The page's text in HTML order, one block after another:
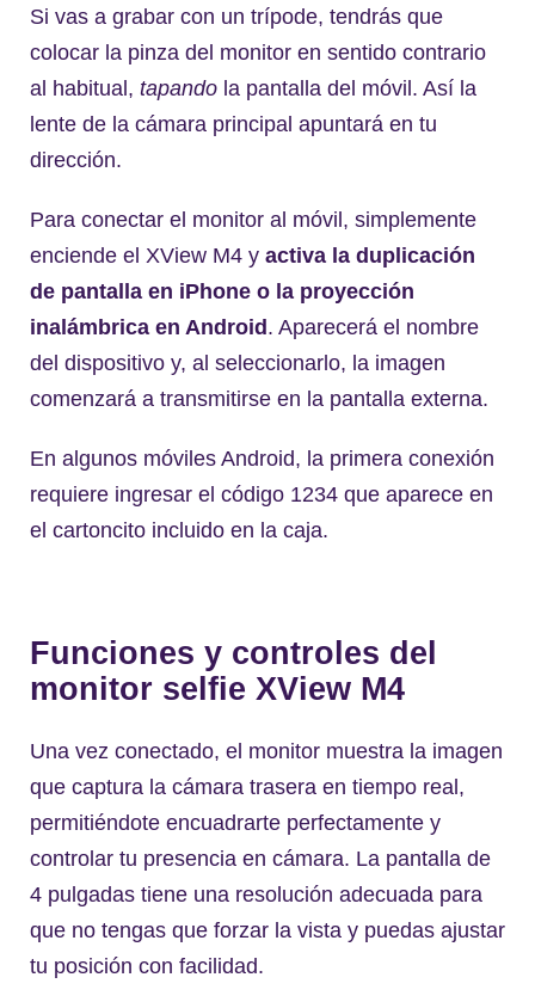
Si vas a grabar con un trípode, tendrás que
colocar la pinza del monitor en sentido contrario
al habitual, tapando la pantalla del móvil. Así la
lente de la cámara principal apuntará en tu
dirección.
Para conectar el monitor al móvil, simplemente
enciende el XView M4 y activa la duplicación
de pantalla en iPhone o la proyección
inalámbrica en Android. Aparecerá el nombre
del dispositivo y, al seleccionarlo, la imagen
comenzará a transmitirse en la pantalla externa.
En algunos móviles Android, la primera conexión
requiere ingresar el código 1234 que aparece en
el cartoncito incluido en la caja.
Funciones y controles del
monitor selfie XView M4
Una vez conectado, el monitor muestra la imagen
que captura la cámara trasera en tiempo real,
permitiéndote encuadrarte perfectamente y
controlar tu presencia en cámara. La pantalla de
4 pulgadas tiene una resolución adecuada para
que no tengas que forzar la vista y puedas ajustar
tu posición con facilidad.